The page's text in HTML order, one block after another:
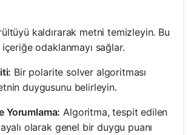
kaldırarak metni temizleyin. Bu
içeriğe odaklanmayı sağlar.
Bir polarite solver algoritması
duygusunu belirleyin.
Yorumlama: Algoritma, tespit edilen
olarak genel bir duygu puanı